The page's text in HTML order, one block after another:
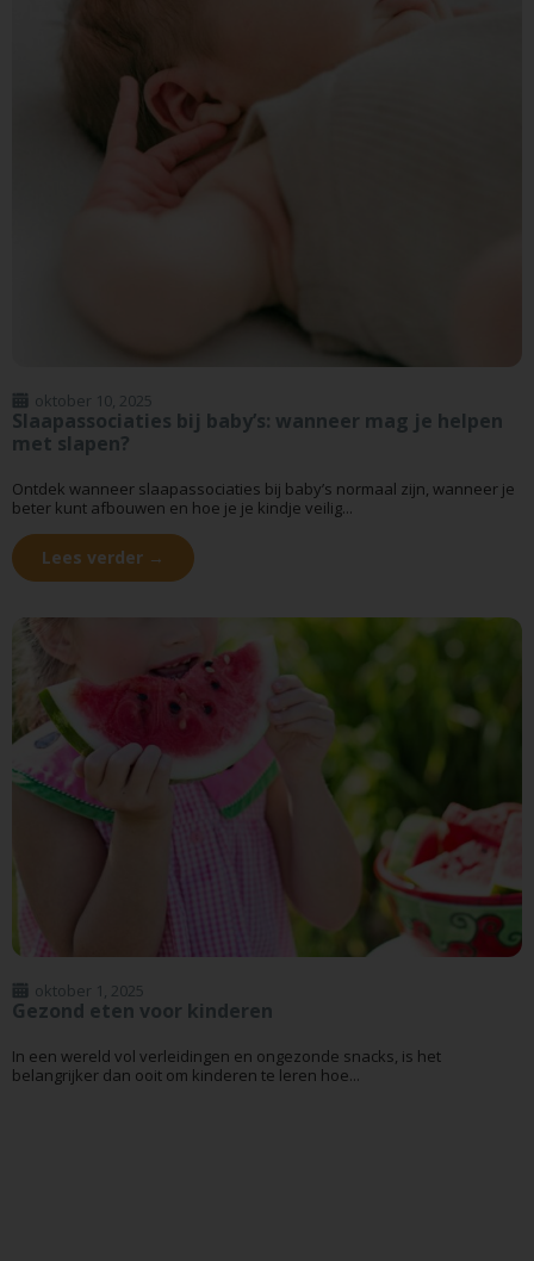
Slaapassociaties bij baby’s: wanneer mag je helpen
met slapen?
oktober 10, 2025
Ontdek wanneer slaapassociaties bij baby’s normaal zijn, wanneer je
beter kunt afbouwen en hoe je je kindje veilig...
Lees verder →
Gezond eten voor kinderen
oktober 1, 2025
In een wereld vol verleidingen en ongezonde snacks, is het
belangrijker dan ooit om kinderen te leren hoe...